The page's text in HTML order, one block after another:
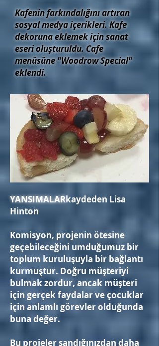
Kafenin farkındalığını artıran
sosyal medya içerikleri. Kafe
dekoruna eklemek için sanat
eseri oluşturuldu. Cafe
menüsüne "Woodrow Special"
eklendi.
YANSIMALARkaydeden Lisa
Hinton
Komisyon, projenin ötesine
geçebileceğini umduğumuz bir
toplum kuruluşuyla bir bağlantı
kurmuştur. Doğru müşteriyi
bulmak zordur, ancak müşteri
için gerçek faydalar ve çocuklar
için anlamlı görevler olduğunda
buna değer.
Bu projeler sandığınızdan daha